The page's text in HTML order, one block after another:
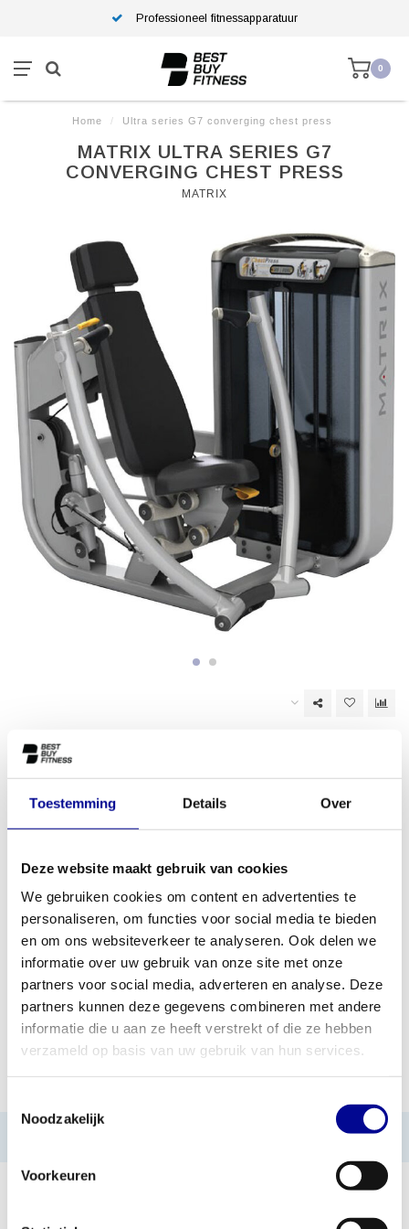
Toestemming Details Over
Deze website maakt gebruik van cookies
We gebruiken cookies om content en advertenties te
personaliseren, om functies voor social media te bieden
en om ons websiteverkeer te analyseren. Ook delen we
informatie over uw gebruik van onze site met onze
partners voor social media, adverteren en analyse. Deze
partners kunnen deze gegevens combineren met andere
informatie die u aan ze heeft verstrekt of die ze hebben
verzameld op basis van uw gebruik van hun services.
Noodzakelijk
Voorkeuren
Professioneel fitnessapparatuur
0
Home / Ultra series G7 converging chest press
MATRIX ULTRA SERIES G7
CONVERGING CHEST PRESS
MATRIX
TOEVOEGEN AAN OFFERTE
PROFESSIONEEL
FITNESSAPPARATUUR
STANDAARD ÉÉN JAAR
GARANTIE
MEER DAN 28 JAAR
ERVARING
BESTE PRIJZEN EN
MOOISTE APPARATUUR